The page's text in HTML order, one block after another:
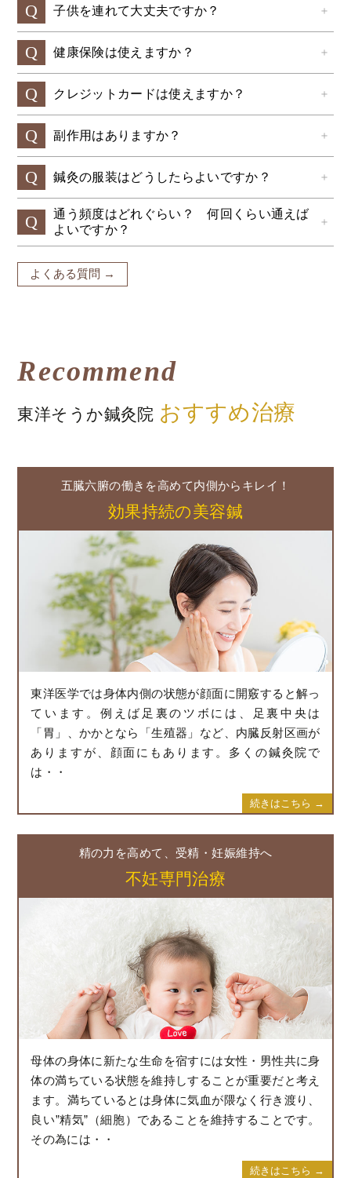
Q 子供を連れて大丈夫ですか？ ＋
Q 健康保険は使えますか？ ＋
Q クレジットカードは使えますか？ ＋
Q 副作用はありますか？ ＋
Q 鍼灸の服装はどうしたらよいですか？ ＋
Q
通う頻度はどれぐらい？ 何回くらい通えば
よいですか？
＋
よくある質問 →
Recommend
東洋そうか鍼灸院 おすすめ治療
五臓六腑の働きを高めて内側からキレイ！
効果持続の美容鍼
東洋医学では身体内側の状態が顔面に開竅すると解っ
ています。例えば足裏のツボには、足裏中央は
「胃」、かかとなら「生殖器」など、内臓反射区画が
ありますが、顔面にもあります。多くの鍼灸院で
は・・
続きはこちら →
精の力を高めて、受精・妊娠維持へ
不妊専門治療
母体の身体に新たな生命を宿すには女性・男性共に身
体の満ちている状態を維持しすることが重要だと考え
ます。満ちているとは身体に気血が隈なく行き渡り、
良い”精気”（細胞）であることを維持することです。
その為には・・
続きはこちら →